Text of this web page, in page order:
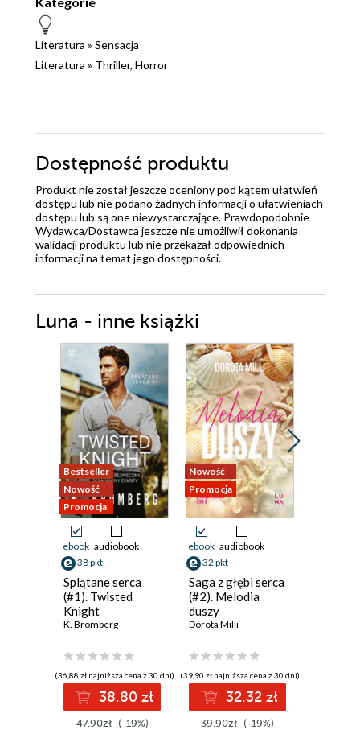
Literatura » Sensacja
Literatura » Thriller, Horror
Dostępność produktu
Produkt nie został jeszcze oceniony pod kątem ułatwień
dostępu lub nie podano żadnych informacji o ułatwieniach
dostępu lub są one niewystarczające. Prawdopodobnie
Wydawca/Dostawca jeszcze nie umożliwił dokonania
walidacji produktu lub nie przekazał odpowiednich
informacji na temat jego dostępności.
Luna - inne książki
Bestseller
Nowość
Promocja
ebook audiobook
38 pkt
Splątane serca
(#1). Twisted
Knight
K. Bromberg
(36,88 zł najniższa cena z 30 dni)
38.80 zł
47.90zł (-19%)
Nowość
Promocja
ebook audiobook
32 pkt
Saga z głębi serca
(#2). Melodia
duszy
Dorota Milli
(39,90 zł najniższa cena z 30 dni)
32.32 zł
39.90zł (-19%)